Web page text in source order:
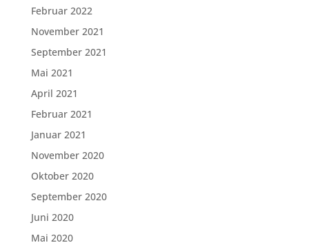
Februar 2022
November 2021
September 2021
Mai 2021
April 2021
Februar 2021
Januar 2021
November 2020
Oktober 2020
September 2020
Juni 2020
Mai 2020